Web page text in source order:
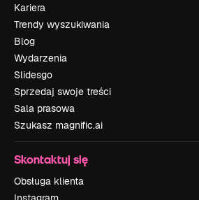
Kariera
Trendy wyszukiwania
Blog
Wydarzenia
Slidesgo
Sprzedaj swoje treści
Sala prasowa
Szukasz magnific.ai
Skontaktuj się
Obsługa klienta